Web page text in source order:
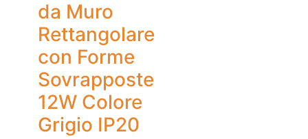
da Muro
Rettangolare
con Forme
Sovrapposte
12W Colore
Grigio IP20